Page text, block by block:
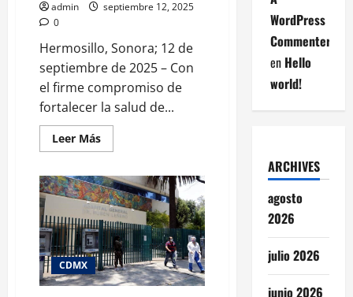
admin
septiembre 12, 2025
0
Hermosillo, Sonora; 12 de
septiembre de 2025 – Con
el firme compromiso de
fortalecer la salud de...
Leer MásLeer
más
Durazo
y
Sheinbaum
impulsan
un
sistema
de
salud
de
primer
CDMX
WordPress
Commenter
en Hello
world!
ARCHIVES
agosto
2026
julio 2026
junio 2026